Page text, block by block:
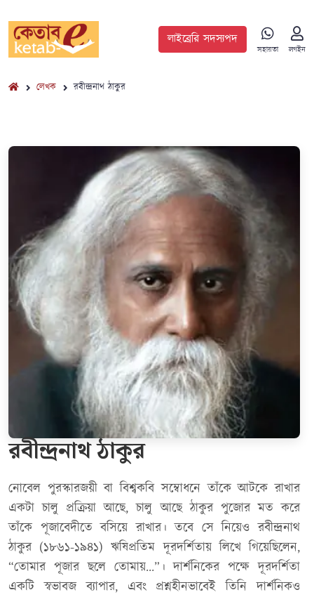
লাইব্রেরি সদস্যপদ
সহায়তা লগইন
লেখক রবীন্দ্রনাথ ঠাকুর
রবীন্দ্রনাথ ঠাকুর
নোবেল পুরস্কারজয়ী বা বিশ্বকবি সম্বোধনে তাঁকে আটকে রাখার
একটা চালু প্রক্রিয়া আছে, চালু আছে ঠাকুর পুজোর মত করে
তাঁকে পূজাবেদীতে বসিয়ে রাখার। তবে সে নিয়েও রবীন্দ্রনাথ
ঠাকুর (১৮৬১-১৯৪১) ঋষিপ্রতিম দূরদর্শিতায় লিখে গিয়েছিলেন,
“তোমার পূজার ছলে তোমায়...”। দার্শনিকের পক্ষে দূরদর্শিতা
একটি স্বভাবজ ব্যাপার, এবং প্রশ্নহীনভাবেই তিনি দার্শনিকও